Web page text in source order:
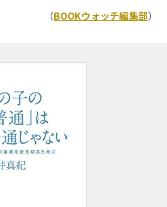
（BOOKウォッチ編集部）